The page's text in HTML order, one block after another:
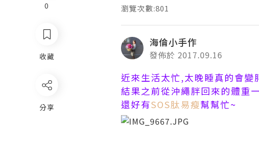
瀏覽次數:801
海倫小手作
發佈於 2017.09.16
近來生活太忙,太晚睡真的會變
結果之前從沖繩胖回來的體重
還好有SOS肽易瘦幫幫忙~
0
收藏
分享